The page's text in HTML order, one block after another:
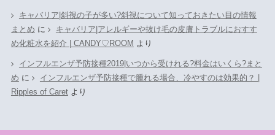
キャバリア|斜視の子が多い?斜視について知っておきたい目の情報
まとめ に
キャバリア|アレルギーや抜け毛の皮膚トラブルにおすす
め化粧水を紹介 | CANDY♡ROOM より
インフルエンザ予防接種2019|いつから受けれる?料金はいくら?まと
め に
インフルエンザ予防接種で腫れる場合、冷やすのは効果的？ |
Ripples of Caretより